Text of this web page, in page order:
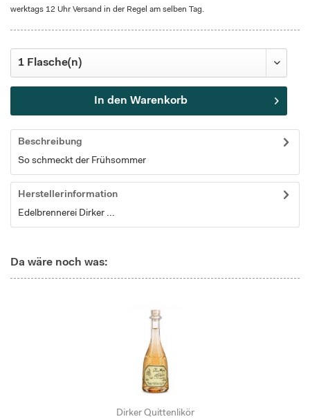
werktags 12 Uhr Versand in der Regel am selben Tag.
In den Warenkorb
Beschreibung
So schmeckt der Frühsommer
Herstellerinformation
Edelbrennerei Dirker ...
Da wäre noch was:
Dirker Quittenlikör